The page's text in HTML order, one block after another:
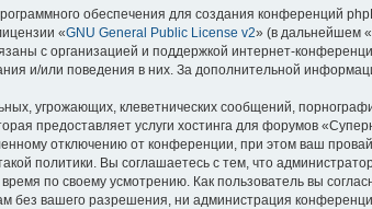
обеспечения для создания конференций
«GNU General Public License v2» (в дальнейшем
с организацией и поддержкой интернет-
и/или поведения в них. За дополнительной
угрожающих, клеветнических сообщений,
предоставляет услуги хостинга для форумов
отключению от конференции, при этом ваш
политики. Вы соглашаетесь с тем, что
по своему усмотрению. Как пользователь вы
без вашего разрешения, ни администрация